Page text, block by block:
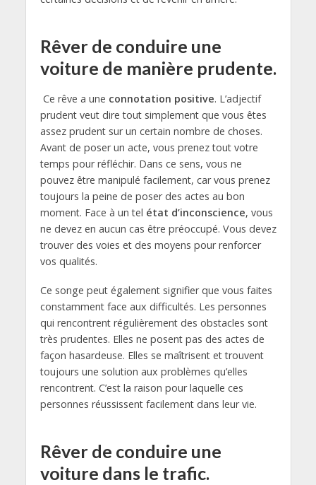
Rêver de conduire une
voiture de manière prudente.
Ce rêve a une connotation positive. L’adjectif
prudent veut dire tout simplement que vous êtes
assez prudent sur un certain nombre de choses.
Avant de poser un acte, vous prenez tout votre
temps pour réfléchir. Dans ce sens, vous ne
pouvez être manipulé facilement, car vous prenez
toujours la peine de poser des actes au bon
moment. Face à un tel état d’inconscience, vous
ne devez en aucun cas être préoccupé. Vous devez
trouver des voies et des moyens pour renforcer
vos qualités.
Ce songe peut également signifier que vous faites
constamment face aux difficultés. Les personnes
qui rencontrent régulièrement des obstacles sont
très prudentes. Elles ne posent pas des actes de
façon hasardeuse. Elles se maîtrisent et trouvent
toujours une solution aux problèmes qu’elles
rencontrent. C’est la raison pour laquelle ces
personnes réussissent facilement dans leur vie.
Rêver de conduire une
voiture dans le trafic.